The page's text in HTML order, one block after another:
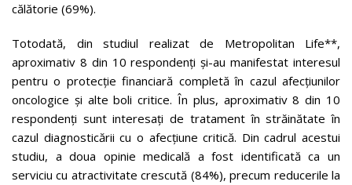
călătorie (69%).
Totodată, din studiul realizat de Metropolitan Life**,
aproximativ 8 din 10 respondenți și-au manifestat interesul
pentru o protecție financiară completă în cazul afecțiunilor
oncologice și alte boli critice. În plus, aproximativ 8 din 10
respondenți sunt interesați de tratament în străinătate în
cazul diagnosticării cu o afecțiune critică. Din cadrul acestui
studiu, a doua opinie medicală a fost identificată ca un
serviciu cu atractivitate crescută (84%), precum reducerile la